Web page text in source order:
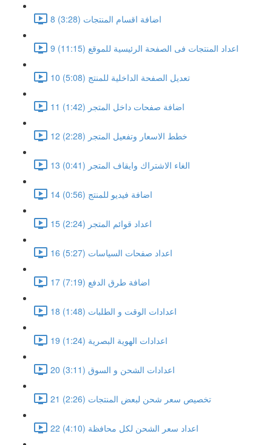
8 اضافة اقسام المنتجات (3:28)
9 اعداد المنتجات فى الصفحة الرئيسية للموقع (11:15)
10 تعديل الصفحة الداخلية للمنتج (5:08)
11 اضافة صفحات داخل المتجر (1:42)
12 خطط الاسعار وتفعيل المتجر (2:28)
13 الغاء الاشتراك وايقاف المتجر (0:41)
14 اضافة فيديو للمنتج (0:56)
15 اعداد قوائم المتجر (2:24)
16 اعداد صفحات السياسات (5:27)
17 اضافة طرق الدفع (7:19)
18 اعدادات الوقت و الطلبات (1:48)
19 اعدادات الهوية البصرية (1:24)
20 اعدادات الشحن و السوق (3:11)
21 تخصيص سعر شحن لبعض المنتجات (2:26)
22 اعداد سعر الشحن لكل محافظة (4:10)